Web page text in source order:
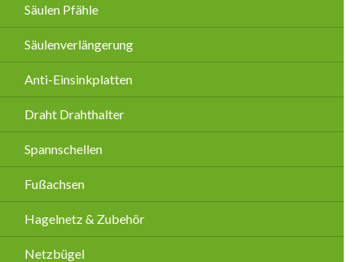
Säulen Pfähle
Säulenverlängerung
Anti-Einsinkplatten
Draht Drahthalter
Spannschellen
Fußachsen
Hagelnetz & Zubehör
Netzbügel